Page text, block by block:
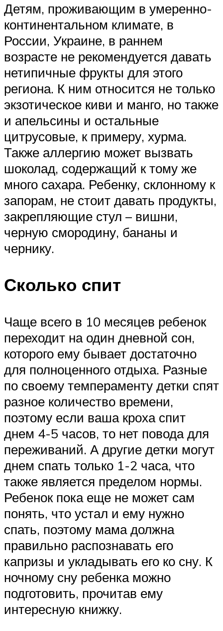
Детям, проживающим в умеренно-
континентальном климате, в
России, Украине, в раннем
возрасте не рекомендуется давать
нетипичные фрукты для этого
региона. К ним относится не только
экзотическое киви и манго, но также
и апельсины и остальные
цитрусовые, к примеру, хурма.
Также аллергию может вызвать
шоколад, содержащий к тому же
много сахара. Ребенку, склонному к
запорам, не стоит давать продукты,
закрепляющие стул – вишни,
черную смородину, бананы и
чернику.
Сколько спит
Чаще всего в 10 месяцев ребенок
переходит на один дневной сон,
которого ему бывает достаточно
для полноценного отдыха. Разные
по своему темпераменту детки спят
разное количество времени,
поэтому если ваша кроха спит
днем 4-5 часов, то нет повода для
переживаний. А другие детки могут
днем спать только 1-2 часа, что
также является пределом нормы.
Ребенок пока еще не может сам
понять, что устал и ему нужно
спать, поэтому мама должна
правильно распознавать его
капризы и укладывать его ко сну. К
ночному сну ребенка можно
подготовить, прочитав ему
интересную книжку.